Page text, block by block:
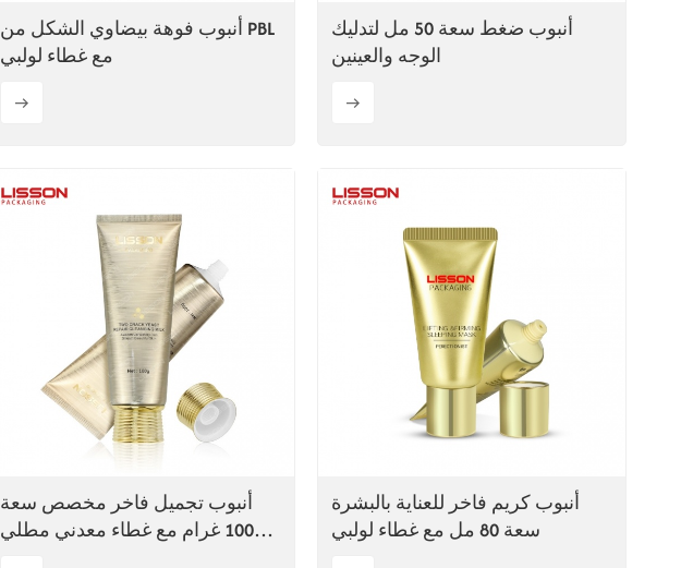
أنبوب فوهة بيضاوي الشكل من PBL
مع غطاء لولبي
أنبوب ضغط سعة 50 مل لتدليك
الوجه والعينين
أنبوب تجميل فاخر مخصص سعة
100 غرام مع غطاء معدني مطلي
أنبوب كريم فاخر للعناية بالبشرة
سعة 80 مل مع غطاء لولبي